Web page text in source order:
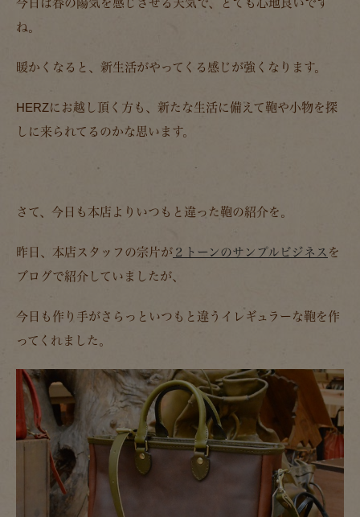
今日は春の陽気を感じさせる天気で、とても心地良いです
ね。
暖かくなると、新生活がやってくる感じが強くなります。
HERZにお越し頂く方も、新たな生活に備えて鞄や小物を探
しに来られてるのかな思います。
さて、今日も本店よりいつもと違った鞄の紹介を。
昨日、本店スタッフの宗片が ２トーンのサンプルビジネス を
ブログで紹介していましたが、
今日も作り手がさらっといつもと違うイレギュラーな鞄を作
ってくれました。